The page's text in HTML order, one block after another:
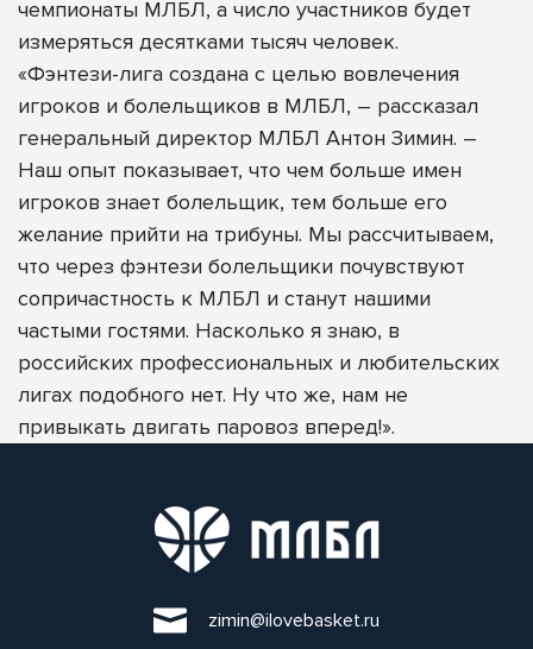
чемпионаты МЛБЛ, а число участников будет
измеряться десятками тысяч человек.
«Фэнтези-лига создана с целью вовлечения
игроков и болельщиков в МЛБЛ, – рассказал
генеральный директор МЛБЛ Антон Зимин. –
Наш опыт показывает, что чем больше имен
игроков знает болельщик, тем больше его
желание прийти на трибуны. Мы рассчитываем,
что через фэнтези болельщики почувствуют
сопричастность к МЛБЛ и станут нашими
частыми гостями. Насколько я знаю, в
российских профессиональных и любительских
лигах подобного нет. Ну что же, нам не
привыкать двигать паровоз вперед!».
zimin@ilovebasket.ru